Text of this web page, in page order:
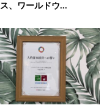
、ワールドウ...